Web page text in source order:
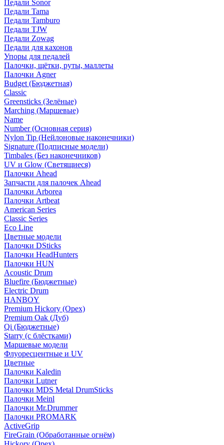
Педали Sonor
Педали Tama
Педали Tamburo
Педали TJW
Педали Zowag
Педали для кахонов
Упоры для педалей
Палочки, щётки, руты, маллеты
Палочки Agner
Budget (Бюджетная)
Classic
Greensticks (Зелёные)
Marching (Маршевые)
Name
Number (Основная серия)
Nylon Tip (Нейлоновые наконечники)
Signature (Подписные модели)
Timbales (Без наконечников)
UV и Glow (Светящиеся)
Палочки Ahead
Запчасти для палочек Ahead
Палочки Arborea
Палочки Artbeat
American Series
Classic Series
Eco Line
Цветные модели
Палочки DSticks
Палочки HeadHunters
Палочки HUN
Acoustic Drum
Bluefire (Бюджетные)
Electric Drum
HANBOY
Premium Hickory (Орех)
Premium Oak (Дуб)
Qi (Бюджетные)
Starry (с блёстками)
Маршевые модели
Флуоресцентные и UV
Цветные
Палочки Kaledin
Палочки Lutner
Палочки MDS Metal DrumSticks
Палочки Meinl
Палочки Mr.Drummer
Палочки PROMARK
ActiveGrip
FireGrain (Обработанные огнём)